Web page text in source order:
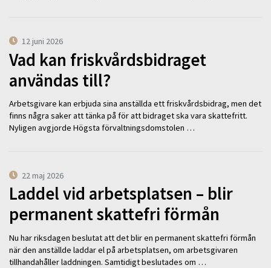
12 juni 2026
Vad kan friskvårdsbidraget
användas till?
Arbetsgivare kan erbjuda sina anställda ett friskvårdsbidrag, men det
finns några saker att tänka på för att bidraget ska vara skattefritt.
Nyligen avgjorde Högsta förvaltningsdomstolen …
22 maj 2026
Laddel vid arbetsplatsen – blir
permanent skattefri förmån
Nu har riksdagen beslutat att det blir en permanent skattefri förmån
när den anställde laddar el på arbetsplatsen, om arbetsgivaren
tillhandahåller laddningen. Samtidigt beslutades om …